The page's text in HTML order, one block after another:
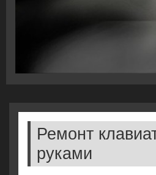
Ремонт
руками